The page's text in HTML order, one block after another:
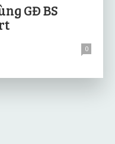
GĐ BS
0